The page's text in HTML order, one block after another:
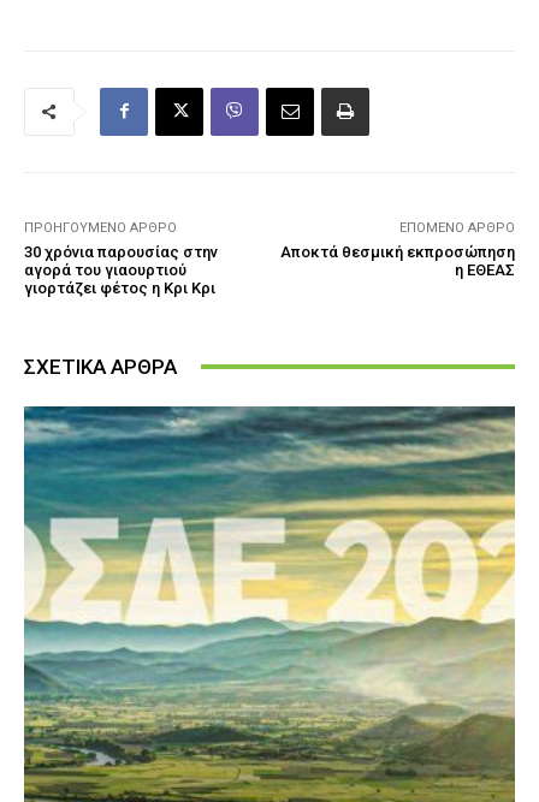
ΠΡΟΗΓΟΎΜΕΝΟ ΆΡΘΡΟ
30 χρόνια παρουσίας στην
αγορά του γιαουρτιού
γιορτάζει φέτος η Κρι Κρι
ΕΠΌΜΕΝΟ ΆΡΘΡΟ
Αποκτά θεσμική εκπροσώπηση
η ΕΘΕΑΣ
ΣΧΕΤΙΚΑ ΑΡΘΡΑ